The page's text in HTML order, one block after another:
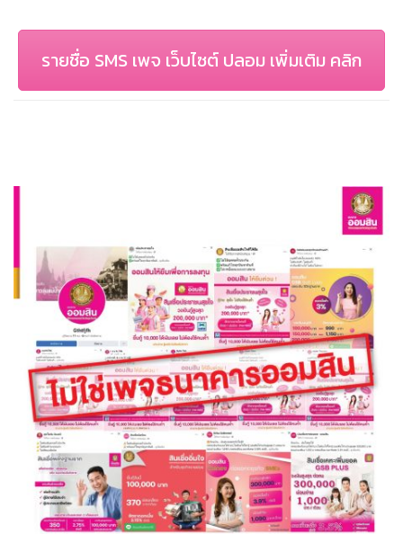
รายชื่อ SMS เพจ เว็บไซต์ ปลอม เพิ่มเติม คลิก